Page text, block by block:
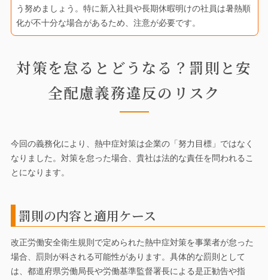
う努めましょう。特に新入社員や長期休暇明けの社員は暑熱順
化が不十分な場合があるため、注意が必要です。
対策を怠るとどうなる？罰則と安
全配慮義務違反のリスク
今回の義務化により、熱中症対策は企業の「努力目標」ではなく
なりました。対策を怠った場合、貴社は法的な責任を問われるこ
とになります。
罰則の内容と適用ケース
改正労働安全衛生規則で定められた熱中症対策を事業者が怠った
場合、罰則が科される可能性があります。具体的な罰則として
は、都道府県労働局長や労働基準監督署長による是正勧告や指